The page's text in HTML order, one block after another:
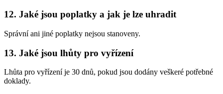
12. Jaké jsou poplatky a jak je lze uhradit
Správní ani jiné poplatky nejsou stanoveny.
13. Jaké jsou lhůty pro vyřízení
Lhůta pro vyřízení je 30 dnů, pokud jsou dodány veškeré potřebné
doklady.